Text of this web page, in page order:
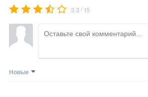
3.3/ 15
Новые